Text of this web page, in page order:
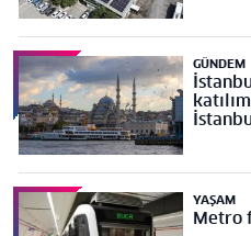
GÜNDEM
YAŞAM
Metro